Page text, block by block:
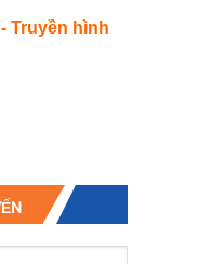
Truyền hình